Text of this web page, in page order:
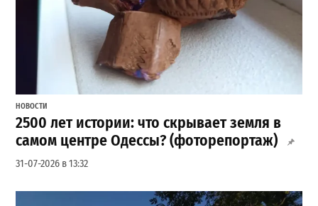
НОВОСТИ
2500 лет истории: что скрывает земля в
самом центре Одессы? (фоторепортаж)
31-07-2026 в 13:32